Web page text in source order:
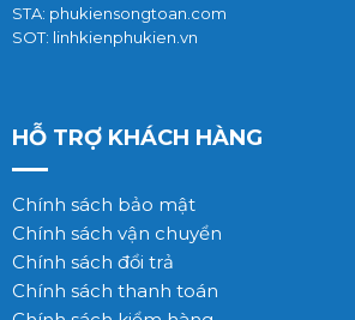
STA: phukiensongtoan.com
SOT: linhkienphukien.vn
HỖ TRỢ KHÁCH HÀNG
Chính sách bảo mật
Chính sách vận chuyển
Chính sách đổi trả
Chính sách thanh toán